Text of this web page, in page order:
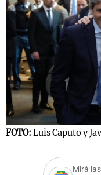
FOTO: Luis Caputo y
Mirá